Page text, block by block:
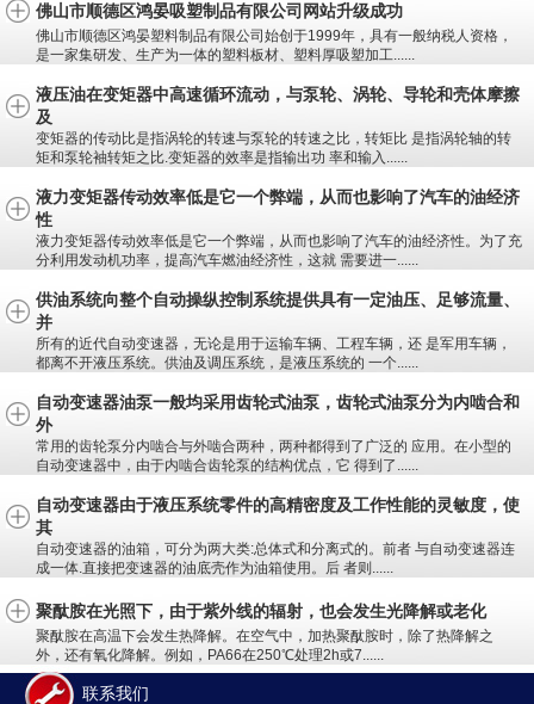
佛山市顺德区鸿晏吸塑制品有限公司网站升级成功
佛山市顺德区鸿晏塑料制品有限公司始创于1999年，具有一般纳税人资格，
是一家集研发、生产为一体的塑料板材、塑料厚吸塑加工......
液压油在变矩器中高速循环流动，与泵轮、涡轮、导轮和壳体摩擦
及
变矩器的传动比是指涡轮的转速与泵轮的转速之比，转矩比 是指涡轮轴的转
矩和泵轮袖转矩之比.变矩器的效率是指输出功 率和输入......
液力变矩器传动效率低是它一个弊端，从而也影响了汽车的油经济
性
液力变矩器传动效率低是它一个弊端，从而也影响了汽车的油经济性。为了充
分利用发动机功率，提高汽车燃油经济性，这就 需要进一......
供油系统向整个自动操纵控制系统提供具有一定油压、足够流量、
并
所有的近代自动变速器，无论是用于运输车辆、工程车辆，还 是军用车辆，
都离不开液压系统。供油及调压系统，是液压系统的 一个......
自动变速器油泵一般均采用齿轮式油泵，齿轮式油泵分为内啮合和
外
常用的齿轮泵分内啮合与外啮合两种，两种都得到了广泛的 应用。在小型的
自动变速器中，由于内啮合齿轮泵的结构优点，它 得到了......
自动变速器由于液压系统零件的高精密度及工作性能的灵敏度，使
其
自动变速器的油箱，可分为两大类:总体式和分离式的。前者 与自动变速器连
成一体.直接把变速器的油底壳作为油箱使用。后 者则......
聚酞胺在光照下，由于紫外线的辐射，也会发生光降解或老化
聚酞胺在高温下会发生热降解。在空气中，加热聚酞胺时，除了热降解之
外，还有氧化降解。例如，PA66在250℃处理2h或7......
联系我们